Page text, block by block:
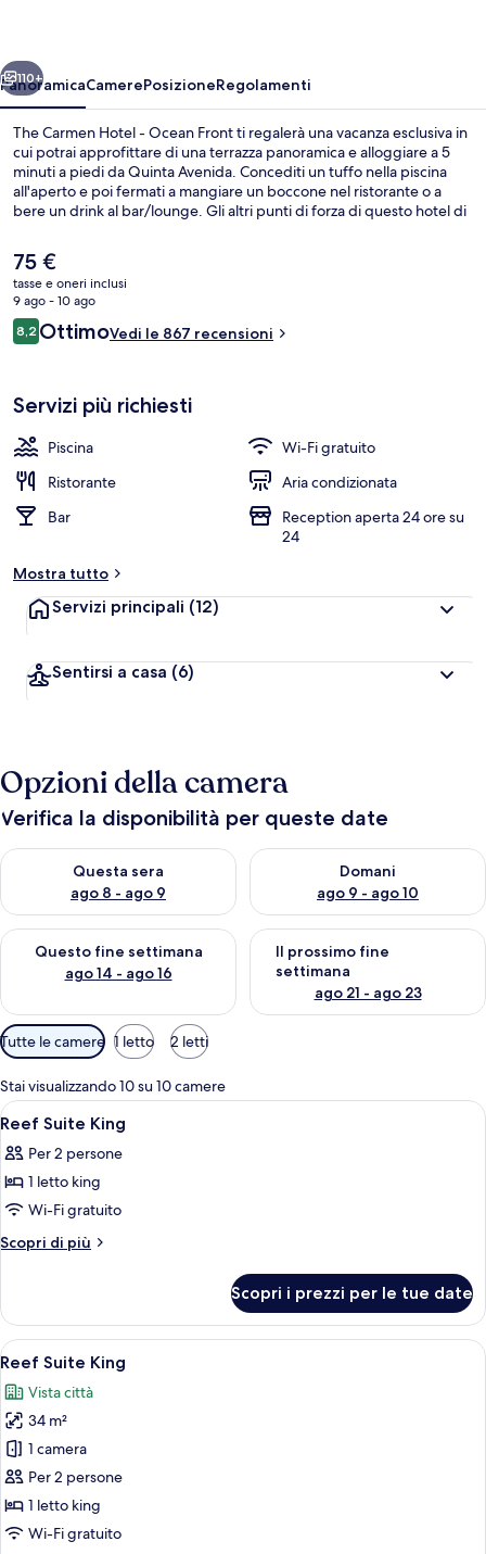
Front
Avanti
110+
PanoramicaCamerePosizioneRegolamenti
The Carmen Hotel - Ocean Front ti regalerà una vacanza esclusiva in
cui potrai approfittare di una terrazza panoramica e alloggiare a 5
minuti a piedi da Quinta Avenida. Concediti un tuffo nella piscina
all'aperto e poi fermati a mangiare un boccone nel ristorante o a
bere un drink al bar/lounge. Gli altri punti di forza di questo hotel di
recensioni dei viaggiatori lodano la piscina e il personale gentile.
Il
prezzo
attuale
è
75 €
75 €
tasse e oneri inclusi
9 ago - 10 ago
Recensioni
8,28,2 su 10
OttimoVedi le 867 recensioni
Servizi più richiesti
Piscina
Wi-Fi gratuito
Ristorante
Aria condizionata
Bar
Reception aperta 24 ore su
24
Mostra tutto
Servizi principali (12)
Sentirsi a casa (6)
Opzioni della camera
Verifica la disponibilità per queste date
Questa sera
ago 8 - ago 9
Verifica la disponibilità per questa sera, ago 8 - ago 9
Domani
ago 9 - ago 10
Verifica la disponibilità per
Questo fine settimana
ago 14 - ago 16
Verifica la disponibilità per questo fine settimana, ago 14 -
Il prossimo fine
settimana
ago 21 - ago 23
Verifica la disponibilità per il
Filtri
disponibili
per
le
camere
Tutte le camere 1 letto 2 letti
Stai visualizzando 10 su 10 camere
Apri
tutte
le
foto
per
Reef
Un letto moderno con testiera
7
Reef Suite King
Per 2 persone
1 letto king
Wi-Fi gratuito
Scopri di più
Altri
Suite
King
Scopri i prezzi per le tue date
Apri
tutte
le
foto
per
Reef
Suite
King
Una camera da letto moderna con
15
Reef Suite King
Vista città
34 m²
1 camera
Per 2 persone
1 letto king
Wi-Fi gratuito